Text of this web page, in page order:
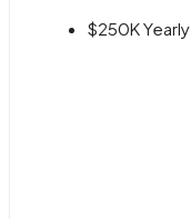
$250K Yearly